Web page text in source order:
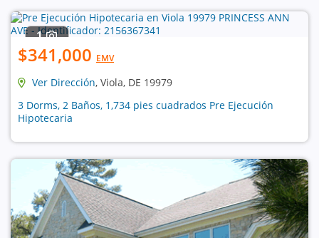
1
$341,000 EMV
Ver Dirección, Viola, DE 19979
3 Dorms, 2 Baños, 1,734 pies cuadrados Pre Ejecución
Hipotecaria